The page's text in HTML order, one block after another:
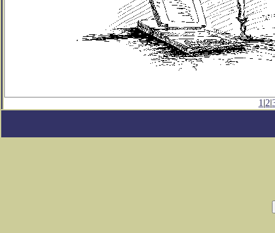
1 |2|